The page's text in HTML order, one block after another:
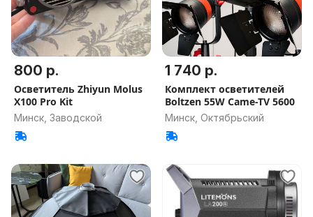
800 р.
Осветитель Zhiyun Molus
X100 Pro Kit
Минск, Заводской
1 740 р.
Комплект осветителей
Boltzen 55W Came-TV 5600
Минск, Октябрьский